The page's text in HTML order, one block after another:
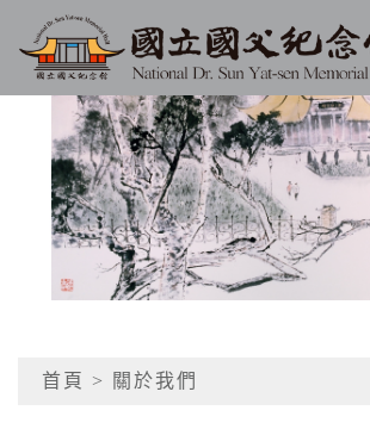
跳到主要內容
國立國父紀念館
網頁導覽
首頁
> 關於我們